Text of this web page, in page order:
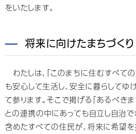
をいたします。
将来に向けたまちづくり
わたしは、「このまちに住むすべて
も安心して生活し、安全に暮らしてゆ
て参ります。そこで掲げる「あるべき
との連携の中にあっても自立し自治で
含めたすべての住民が、将来に希望